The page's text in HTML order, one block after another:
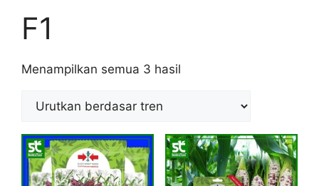
F1
Menampilkan semua 3 hasil
popularitas